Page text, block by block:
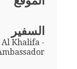
السفير
Khalifa -